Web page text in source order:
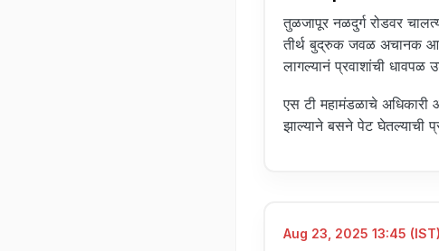
तुळजापूर नळदुर्ग रोडवर
तीर्थ बुद्रुक जवळ अचानक आग
लागल्यानं प्रवाशांची धावपळ
एस टी महामंडळाचे अधिकारी
झाल्याने बसने पेट घेतल्याची
Aug 23, 2025 13:45 (IST)